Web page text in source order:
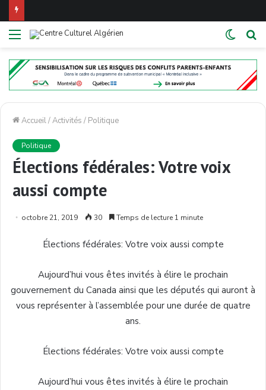
Menu
Switch
Accueil/Activités / Politique
Politique
Élections fédérales: Votre voix
aussi compte
octobre 21, 2019 30 Temps de lecture 1 minute
Élections fédérales: Votre voix aussi compte
Aujourd’hui vous êtes invités à élire le prochain
gouvernement du Canada ainsi que les députés qui auront à
vous représenter à l’assemblée pour une durée de quatre
ans.
Élections fédérales: Votre voix aussi compte
Aujourd’hui vous êtes invités à élire le prochain